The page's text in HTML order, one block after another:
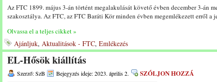
Az FTC 1899. május 3-án történt megalakulását követő évben december 3-án
szakosztálya. Az FTC, az FTC Baráti Kör minden évben megemlékezett erről a
Olvassa el a teljes cikket »
Ajánljuk, Aktualitások - FTC, Emlékezés
EL-Hősök kiállítás
Szerző: SzB Bejegyzés ideje: 2023. április 2. SZÓLJON HOZZÁ